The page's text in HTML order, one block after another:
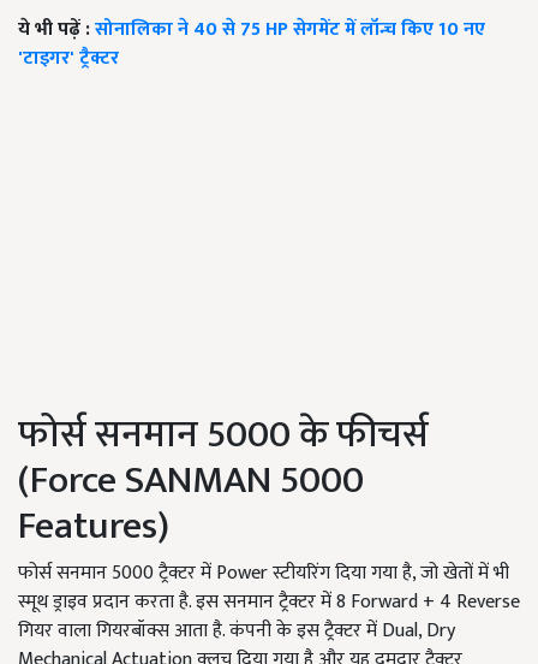
ये भी पढ़ें :सोनालिका ने 40 से 75 HP सेगमेंट में लॉन्च किए 10 नए
'टाइगर' ट्रैक्टर
फोर्स सनमान 5000 के फीचर्स
(Force SANMAN 5000
Features)
फोर्स सनमान 5000 ट्रैक्टर में Power स्टीयरिंग दिया गया है, जो खेतों में भी
स्मूथ ड्राइव प्रदान करता है. इस सनमान ट्रैक्टर में 8 Forward + 4 Reverse
गियर वाला गियरबॉक्स आता है. कंपनी के इस ट्रैक्टर में Dual, Dry